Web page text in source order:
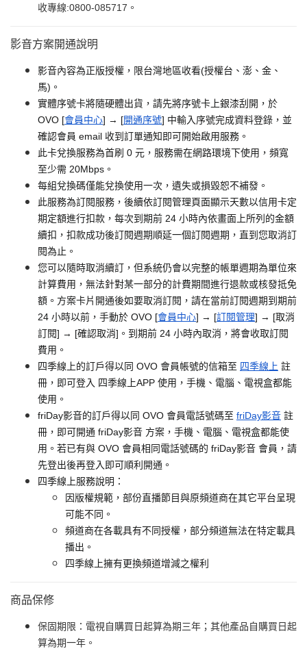
收專線:0800-085717。
影音方案開通說明
影音內容為正版授權，限台灣地區收看(授權台、澎、金、
馬)。
實體序號卡將隨硬體出貨，請先將序號卡上銀漆刮開，於
OVO [會員中心] → [開通序號] 中輸入序號完成資料登錄，並
確認會員 email 收到訂單通知即可開始啟用服務。
此卡兌換服務為首刷 0 元，服務需在網路環境下使用，頻寬
至少需 20Mbps。
每組兌換碼僅能兌換使用一次，遺失或損毀恕不補發。
此服務為訂閱服務，後續依訂閱管理頁面顯示天數以信用卡定
期定額進行扣款，每次到期前 24 小時內依畫面上所列的金額
續扣，扣款成功後訂閱週期順延一個訂閱週期，直到您取消訂
閱為止。
您可以隨時取消續訂，但系統仍會以完整的帳單週期為單位來
計算費用，無法針對某一部分的計費期間進行退款或核發抵免
額。方案卡片開通後如要取消訂閱，請在當前訂閱週期到期前
24 小時以前，手動於 OVO [會員中心] → [訂閱管理] → [取消
訂閱] → [確認取消]。到期前 24 小時內取消，將會收取訂閱
費用。
四季線上的訂戶得以同 OVO 會員帳號的信箱至 四季線上 註
冊，即可登入 四季線上APP 使用，手機、電腦、電視盒都能
使用。
friDay影音的訂戶得以同 OVO 會員電話號碼至 friDay影音 註
冊，即可開通 friDay影音 方案，手機、電腦、電視盒都能使
用。若已有與 OVO 會員相同電話號碼的 friDay影音 會員，請
先登出後再登入即可順利開通。
四季線上服務說明：
因版權規範，部份直播節目與原頻道商在其它平台呈現
可能不同。
頻道商在各載具有不同授權，部分頻道無法在特定載具
播出。
四季線上擁有更換頻道增減之權利
商品保修
保固期限：電視自購買日起算為期三年；其他產品自購買日起
算為期一年。